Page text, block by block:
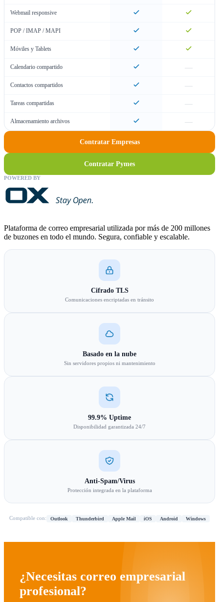
Webmail responsive
POP / IMAP / MAPI
Móviles y Tablets
Calendario compartido —
Contactos compartidos —
Tareas compartidas —
Almacenamiento archivos —
Contratar Empresas
Contratar Pymes
POWERED BY
Plataforma de correo empresarial utilizada por más de 200 millones
de buzones en todo el mundo. Segura, confiable y escalable.
Cifrado TLS
Comunicaciones encriptadas en tránsito
Basado en la nube
Sin servidores propios ni mantenimiento
99.9% Uptime
Disponibilidad garantizada 24/7
Anti-Spam/Virus
Protección integrada en la plataforma
Compatible con: Outlook Thunderbird Apple Mail iOS Android Windows
¿Necesitas correo empresarial
profesional?